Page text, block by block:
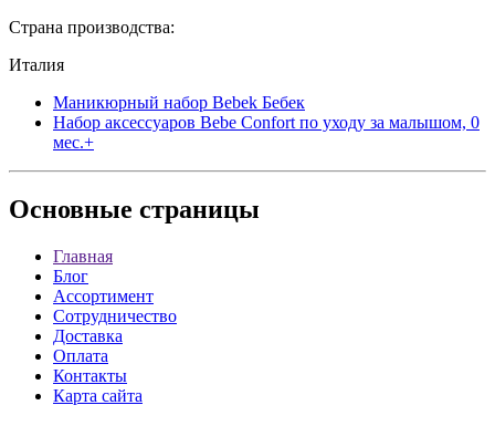
Страна производства:
Италия
Маникюрный набор Bebek Бебек
Набор аксессуаров Bebe Confort по уходу за малышом, 0
мес.+
Основные страницы
Главная
Блог
Ассортимент
Сотрудничество
Доставка
Оплата
Контакты
Карта сайта